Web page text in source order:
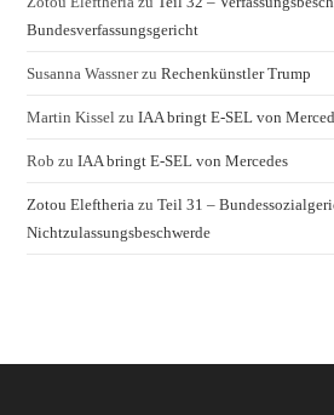
Bundesverfassungsgericht
Susanna WassnerzuRechenkünstler Trump
Martin Kissel zuIAA bringt E-SEL von
Rob zuIAA bringt E-SEL von Mercedes
Zotou Eleftheria zuTeil 31 –
Nichtzulassungsbeschwerde